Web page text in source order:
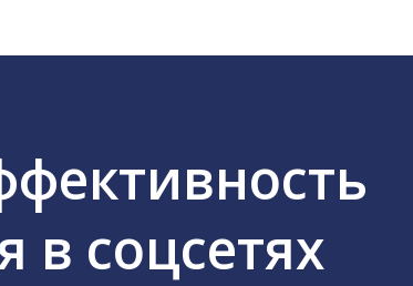
в соцсетях